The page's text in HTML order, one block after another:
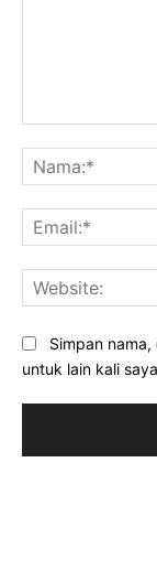
Simpan
untuk lain kali